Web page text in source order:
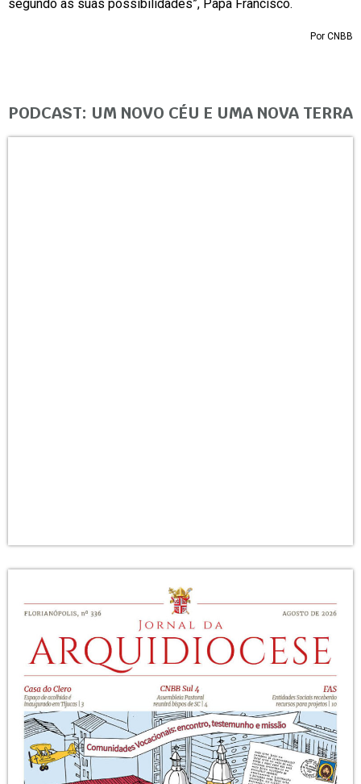
segundo as suas possibilidades”, Papa Francisco.
Por CNBB
PODCAST: UM NOVO CÉU E UMA NOVA TERRA